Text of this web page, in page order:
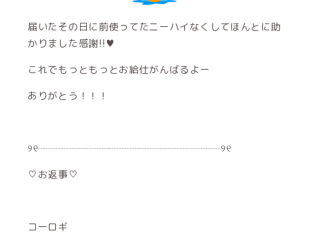
届いたその日に前使ってたニーハイなくしてほんとに助
かりました感謝!!♥
これでもっともっとお給仕がんばるよー
ありがとう！！！
୨୧┈┈┈┈┈┈┈┈┈┈┈┈┈┈┈┈┈┈୨୧
♡お返事♡
コーロギ